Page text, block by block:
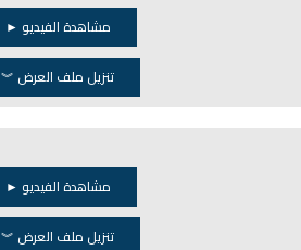
مشاهدة الفيديو ►
تنزيل ملف العرض ︾
مشاهدة الفيديو ►
تنزيل ملف العرض ︾